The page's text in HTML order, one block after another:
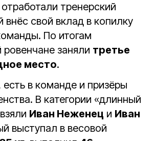
тренерский
внёс свой вклад в копилку
По итогам
ровенчане заняли третье
место.
в команде и призёры
В категории «длинный
Иван Неженец и Иван
выступал в весовой